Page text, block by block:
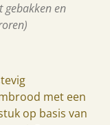
gebakken en
met een
op basis van